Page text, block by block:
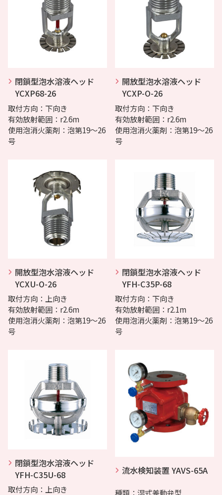
閉鎖型泡水溶液ヘッド
YCXP68-26
取付方向：下向き
有効放射範囲：r2.6m
使用泡消火薬剤：泡第19～26
号
開放型泡水溶液ヘッド
YCXP-O-26
取付方向：下向き
有効放射範囲：r2.6m
使用泡消火薬剤：泡第19～26
号
開放型泡水溶液ヘッド
YCXU-O-26
取付方向：上向き
有効放射範囲：r2.6m
使用泡消火薬剤：泡第19～26
号
閉鎖型泡水溶液ヘッド
YFH-C35P-68
取付方向：下向き
有効放射範囲：r2.1m
使用泡消火薬剤：泡第19～26
号
閉鎖型泡水溶液ヘッド
YFH-C35U-68
取付方向：上向き
流水検知装置 YAVS-65A
種類：湿式差動弁型